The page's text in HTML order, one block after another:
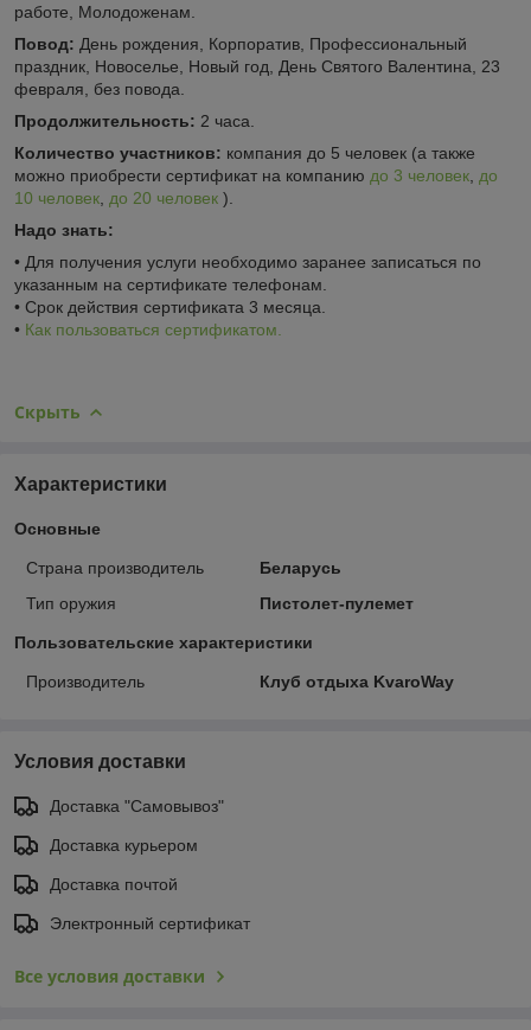
работе, Молодоженам.
Повод: День рождения, Корпоратив, Профессиональный
праздник, Новоселье, Новый год, День Святого Валентина, 23
февраля, без повода.
Продолжительность: 2 часа.
Количество участников: компания до 5 человек (а также
можно приобрести сертификат на компанию до 3 человек до
10 человек до 20 человек ).
Надо знать:
• Для получения услуги необходимо заранее записаться по
указанным на сертификате телефонам.
• Срок действия сертификата 3 месяца.
• Как пользоваться сертификатом.
Скрыть
Характеристики
Основные
Страна производитель
Беларусь
Тип оружия
Пистолет-пулемет
Пользовательские характеристики
Производитель Клуб отдыха KvaroWay
Условия доставки
Доставка "Самовывоз"
Доставка курьером
Доставка почтой
Электронный сертификат
Все условия доставки